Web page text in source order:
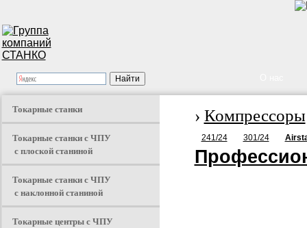
Токарные станки
Токарные станки с ЧПУ
с плоской станиной
Токарные станки с ЧПУ
с наклонной станиной
Токарные центры с ЧПУ
› Компрессоры
241/24 301/24